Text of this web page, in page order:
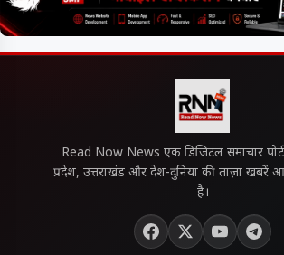
Read Now News एक डिजिटल समाचार
प्रदेश, उत्तराखंड और देश-दुनिया की ताज़ा खबरें
है।